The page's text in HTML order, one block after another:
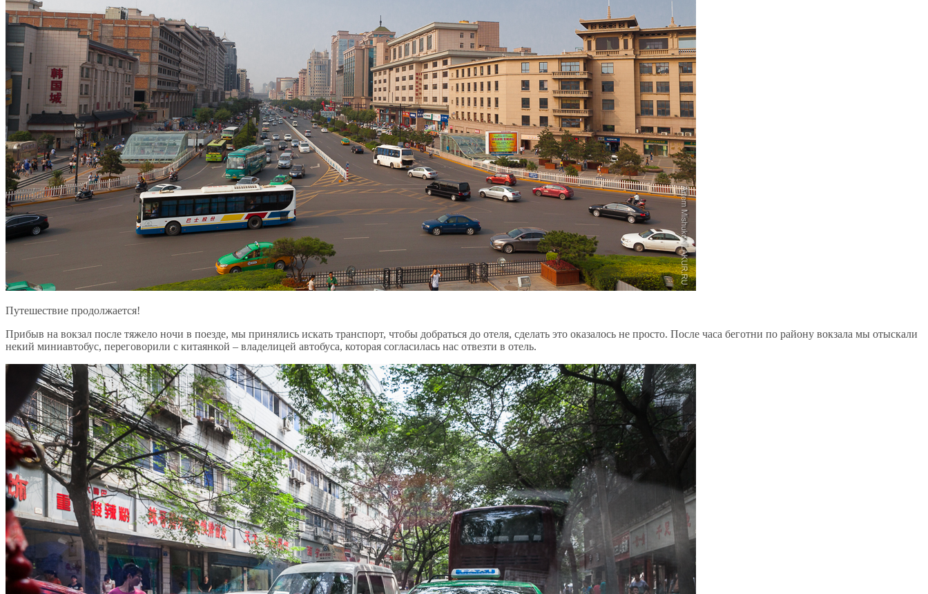
Путешествие продолжается!
Прибыв на вокзал после тяжело ночи в поезде, мы принялись искать транспорт, чтобы добраться до отеля, сделать это оказалось не просто. После часа беготни по району вокзала мы отыскали
некий миниавтобус, переговорили с китаянкой – владелицей автобуса, которая согласилась нас отвезти в отель.